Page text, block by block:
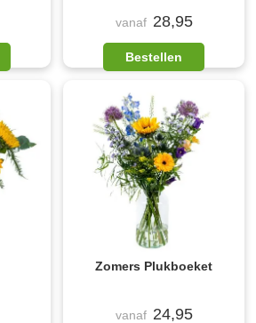
vanaf 28,95
Bestellen
Zomers Plukboeket
vanaf 24,95